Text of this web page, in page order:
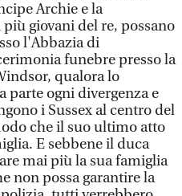
Archie e la
giovani del re, possano
l'Abbazia di
funebre presso la
qualora lo
parte ogni divergenza e
i Sussex al centro del
che il suo ultimo atto
E sebbene il duca
mai più la sua famiglia
non possa garantire la